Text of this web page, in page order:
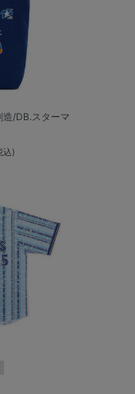
造/DB.スターマ
込)